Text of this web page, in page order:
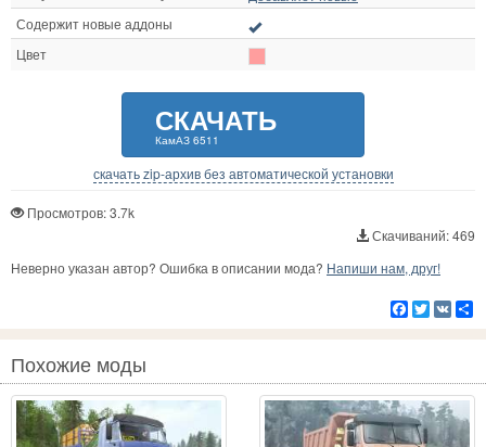
Содержит новые аддоны
Цвет
СКАЧАТЬ
КамАЗ 6511
скачать zip-архив без автоматической установки
Просмотров: 3.7k
Скачиваний: 469
Неверно указан автор? Ошибка в описании мода? Напиши нам, друг!
Facebook
Twitter
VK
Похожие моды